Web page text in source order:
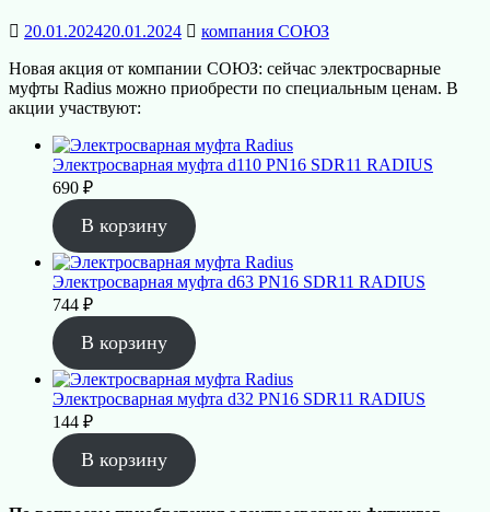
20.01.202420.01.2024
компания СОЮЗ
Новая акция от компании СОЮЗ: сейчас электросварные
муфты Radius можно приобрести по специальным ценам. В
акции участвуют:
Электросварная муфта d110 PN16 SDR11 RADIUS
690 ₽
В корзину
Электросварная муфта d63 PN16 SDR11 RADIUS
744 ₽
В корзину
Электросварная муфта d32 PN16 SDR11 RADIUS
144 ₽
В корзину